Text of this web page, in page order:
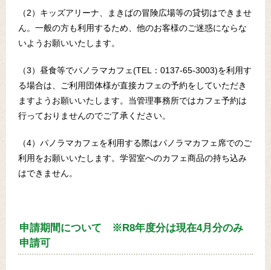
（2）キッズアリーナ、まきばの冒険広場等の貸切はできませ
ん。一般の方も利用するため、他のお客様のご迷惑にならな
いようお願いいたします。
（3）昼食等でパノラマカフェ(TEL：0137-65-3003)を利用す
る場合は、ご利用団体様が直接カフェの予約をしていただき
ますようお願いいたします。当管理事務所ではカフェ予約は
行っておりませんのでご了承ください。
（4）パノラマカフェを利用する際はパノラマカフェ席でのご
利用をお願いいたします。学習室へのカフェ商品の持ち込み
はできません。
申請期間について ※R8年度分は現在4月分のみ
申請可